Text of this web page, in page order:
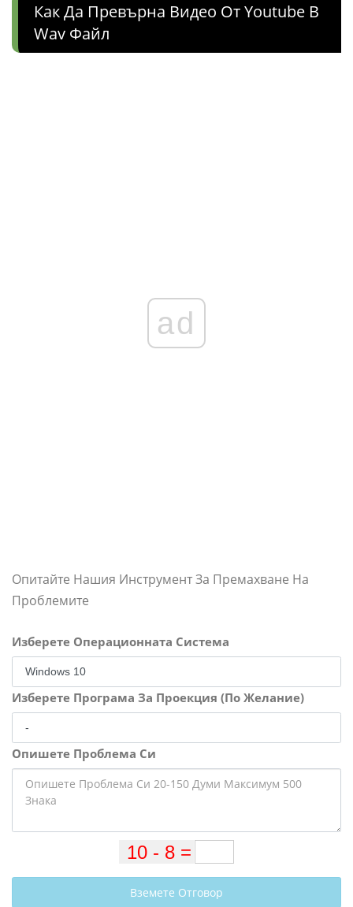
Как Да Превърна Видео От Youtube В
Wav Файл
ad
Опитайте Нашия Инструмент За Премахване На
Проблемите
Изберете Операционната Система
Изберете Програма За Проекция (По Желание)
Опишете Проблема Си
Вземете Отговор